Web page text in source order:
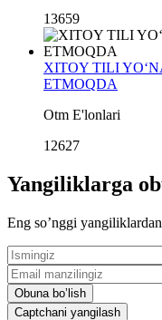
13659
XITOY TILI
ETMOQDA
Otm E'lonlari
12627
Yangiliklarga
Eng soʼnggi
Obuna boʼlish
Captchani yangilash